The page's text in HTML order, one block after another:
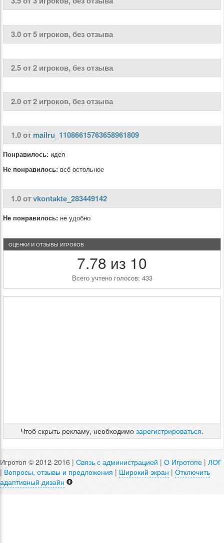
3.0 от 5 игроков, без отзыва
2.5 от 2 игроков, без отзыва
2.0 от 2 игроков, без отзыва
1.0 от mailru_11086615763658961809
Понравилось: идея
Не понравилось: всё остольное
1.0 отvkontakte_283449142
Не понравилось: не удобно
ОЦЕНКИ И ОТЗЫВЫ ИГРОКОВ
7.78 из 10
Всего учтено голосов: 433
Чтоб скрыть рекламу, необходимо зарегистрироваться.
Игротоп © 2012-2016 | Связь с администрацией | О Игротопе | ЛОГ
| Вопросы, отзывы и предложения | Широкий экран | Отключить
адаптивный дизайн